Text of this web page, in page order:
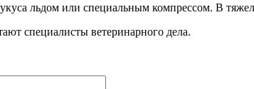
льдом или специальным компрессом. В
специалисты ветеринарного дела.